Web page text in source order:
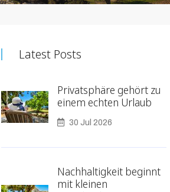
Latest Posts
Privatsphäre gehört zu
einem echten Urlaub
30 Jul 2026
Nachhaltigkeit beginnt
mit kleinen